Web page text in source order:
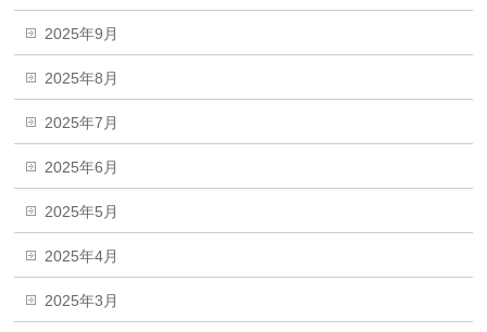
2025年9月
2025年8月
2025年7月
2025年6月
2025年5月
2025年4月
2025年3月